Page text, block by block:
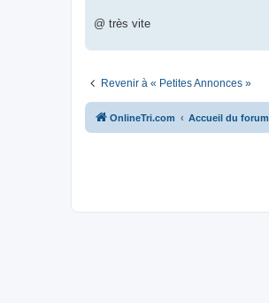
@ très vite
Revenir à « Petites Annonces »
OnlineTri.com Accueil du forum